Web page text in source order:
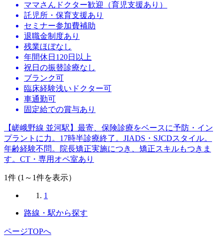
ママさんドクター歓迎（育児支援あり）
託児所・保育支援あり
セミナー参加費補助
退職金制度あり
残業ほぼなし
年間休日120日以上
祝日の振替診療なし
ブランク可
臨床経験浅いドクター可
車通勤可
固定給での賞与あり
【嵯峨野線 並河駅】最寄、保険診療をベースに予防・イン
プラントに力。17時半診療終了。JIADS・SJCDスタイル。
年齢経験不問。院長矯正実施につき、矯正スキルもつきま
す。CT・専用オペ室あり
1件 (1～1件を表示）
1
路線・駅から探す
ページTOPへ